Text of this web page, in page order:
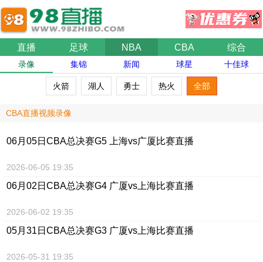
直播 足球 NBA CBA 综合
录像 集锦 新闻 球星 十佳球
火箭 湖人 勇士 热火 全部
CBA直播视频录像
06月05日 CBA总决赛G5 上海vs广厦比赛直播
2026-06-05 19:35
06月02日 CBA总决赛G4 广厦vs上海比赛直播
2026-06-02 19:35
05月31日 CBA总决赛G3 广厦vs上海比赛直播
2026-05-31 19:35